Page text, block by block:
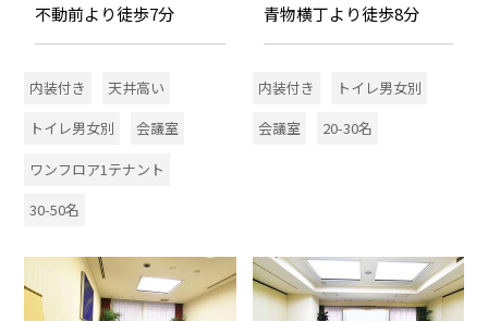
不動前より徒歩7分
内装付き
天井高い
トイレ男女別
会議室
ワンフロア1テナント
30-50名
青物横丁より徒歩8分
内装付き
トイレ男女別
会議室
20-30名